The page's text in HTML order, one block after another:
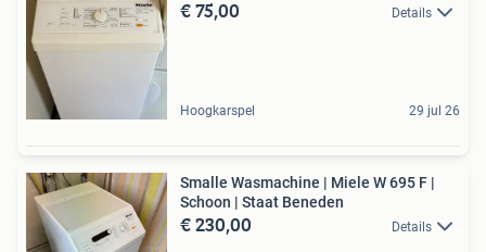
€ 75,00 Details
Hoogkarspel 29 jul 26
Smalle Wasmachine | Miele W 695 F |
Schoon | Staat Beneden
€ 230,00 Details